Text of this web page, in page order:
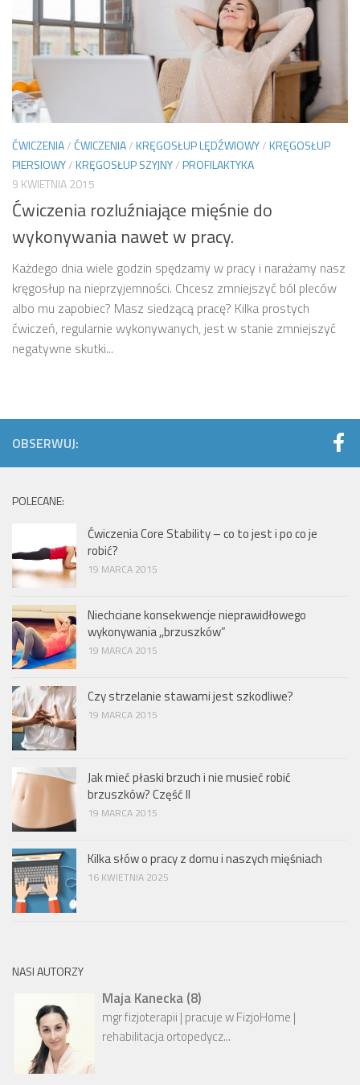
ĆWICZENIA/ĆWICZENIA/KRĘGOSŁUP LĘDŹWIOWY/KRĘGOSŁUP
PIERSIOWY/KRĘGOSŁUP SZYJNY/PROFILAKTYKA
9 KWIETNIA 2015
Ćwiczenia rozluźniające mięśnie do
wykonywania nawet w pracy.
Każdego dnia wiele godzin spędzamy w pracy i narażamy nasz
kręgosłup na nieprzyjemności. Chcesz zmniejszyć ból pleców
albo mu zapobiec? Masz siedzącą pracę? Kilka prostych
ćwiczeń, regularnie wykonywanych, jest w stanie zmniejszyć
negatywne skutki...
OBSERWUJ:
POLECANE:
Ćwiczenia Core Stability – co to jest i po co je
robić?
19 MARCA 2015
Niechciane konsekwencje nieprawidłowego
wykonywania ,,brzuszków”
19 MARCA 2015
Czy strzelanie stawami jest szkodliwe?
19 MARCA 2015
Jak mieć płaski brzuch i nie musieć robić
brzuszków? Część II
19 MARCA 2015
Kilka słów o pracy z domu i naszych mięśniach
16 KWIETNIA 2025
NASI AUTORZY
Maja Kanecka (8)
mgr fizjoterapii | pracuje w FizjoHome |
rehabilitacja ortopedycz...